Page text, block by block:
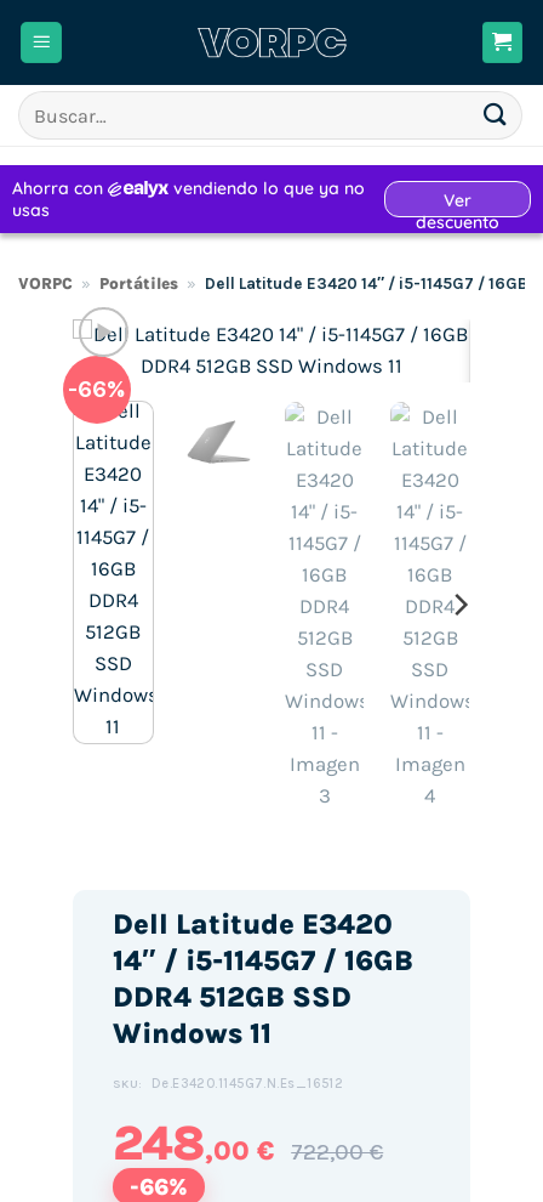
Buscar
por:
VORPC » Portátiles » Dell Latitude E3420 14″ / i5-1145G7 / 16GB
-66%
Dell Latitude E3420
14″ / i5-1145G7 / 16GB
DDR4 512GB SSD
Windows 11
SKU: De.E3420.1145G7.N.Es_16512
248,00 € 722,00 €
-66%